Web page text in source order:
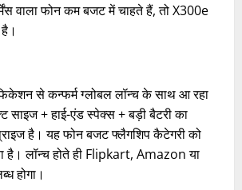
वाला फोन कम बजट में चाहते हैं, तो X300e
से कन्फर्म ग्लोबल लॉन्च के साथ आ रहा
साइज + हाई-एंड स्पेक्स + बड़ी बैटरी का
है। यह फोन बजट फ्लैगशिप कैटेगरी को
है। लॉन्च होते ही Flipkart, Amazon या
होगा।